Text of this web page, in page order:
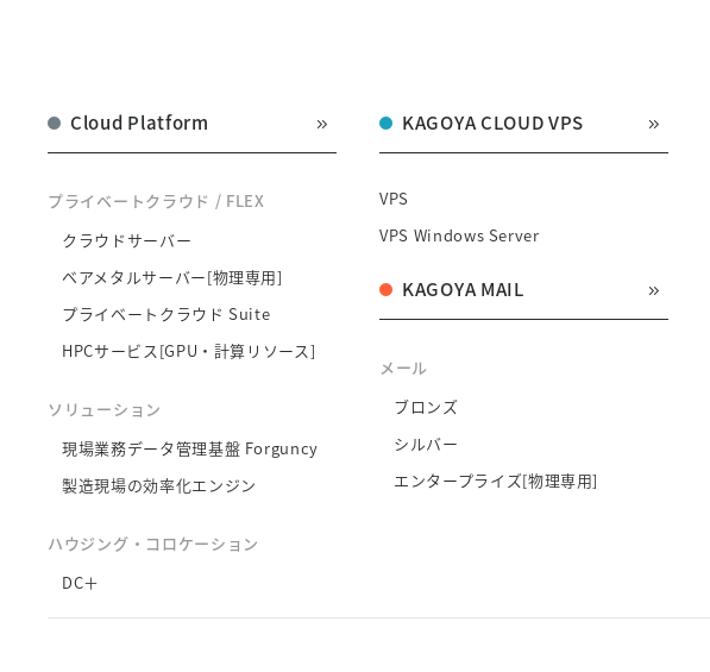
Cloud Platform
プライベートクラウド / FLEX
クラウドサーバー
ベアメタルサーバー[物理専用]
プライベートクラウド Suite
HPCサービス[GPU・計算リソース]
ソリューション
現場業務データ管理基盤 Forguncy
製造現場の効率化エンジン
ハウジング・コロケーション
DC＋
KAGOYA CLOUD VPS
VPS
VPS Windows Server
KAGOYA MAIL
メール
ブロンズ
シルバー
エンタープライズ[物理専用]